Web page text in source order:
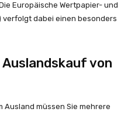
Europäische Wertpapier- und
verfolgt dabei einen besonders
von
Ausland müssen Sie mehrere